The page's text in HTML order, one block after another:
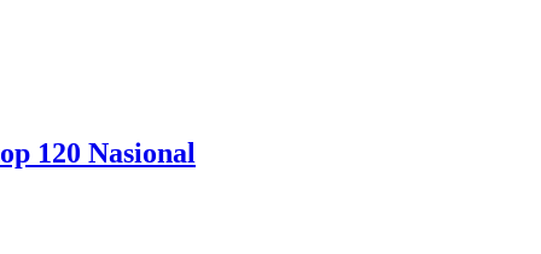
120 Nasional